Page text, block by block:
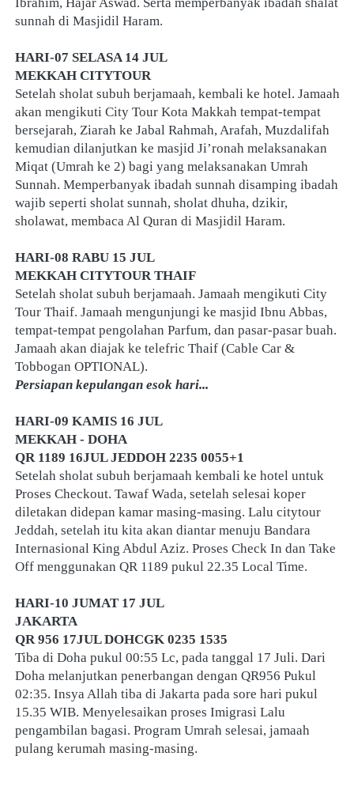
sunnah di Masjidil Haram.
HARI-07 SELASA 14 JUL
MEKKAH CITYTOUR
Setelah sholat subuh berjamaah, kembali ke hotel. Jamaah
akan mengikuti City Tour Kota Makkah tempat-tempat
bersejarah, Ziarah ke Jabal Rahmah, Arafah, Muzdalifah
kemudian dilanjutkan ke masjid Ji’ronah melaksanakan
Miqat (Umrah ke 2) bagi yang melaksanakan Umrah
Sunnah. Memperbanyak ibadah sunnah disamping ibadah
wajib seperti sholat sunnah, sholat dhuha, dzikir,
sholawat, membaca Al Quran di Masjidil Haram.
HARI-08 RABU 15 JUL
MEKKAH CITYTOUR THAIF
Setelah sholat subuh berjamaah. Jamaah mengikuti City
Tour Thaif. Jamaah mengunjungi ke masjid Ibnu Abbas,
tempat-tempat pengolahan Parfum, dan pasar-pasar buah.
Jamaah akan diajak ke telefric Thaif (Cable Car &
Tobbogan OPTIONAL).
Persiapan kepulangan esok hari...
HARI-09 KAMIS 16 JUL
MEKKAH - DOHA
QR 1189 16JUL JEDDOH 2235 0055+1
Setelah sholat subuh berjamaah kembali ke hotel untuk
Proses Checkout. Tawaf Wada, setelah selesai koper
diletakan didepan kamar masing-masing. Lalu citytour
Jeddah, setelah itu kita akan diantar menuju Bandara
Internasional King Abdul Aziz. Proses Check In dan Take
Off menggunakan QR 1189 pukul 22.35 Local Time.
HARI-10 JUMAT 17 JUL
JAKARTA
QR 956 17JUL DOHCGK 0235 1535
Tiba di Doha pukul 00:55 Lc, pada tanggal 17 Juli. Dari
Doha melanjutkan penerbangan dengan QR956 Pukul
02:35. Insya Allah tiba di Jakarta pada sore hari pukul
15.35 WIB. Menyelesaikan proses Imigrasi Lalu
pengambilan bagasi. Program Umrah selesai, jamaah
pulang kerumah masing-masing.